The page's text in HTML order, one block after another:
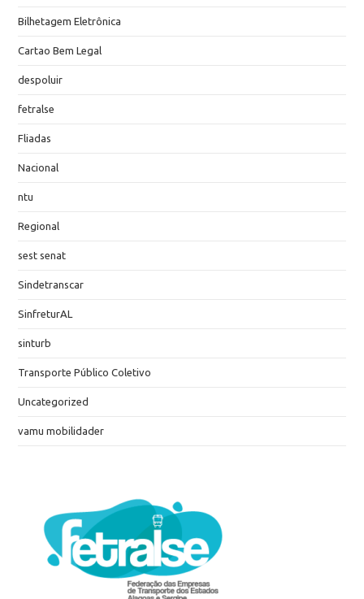
Bilhetagem Eletrônica
Cartao Bem Legal
despoluir
fetralse
Fliadas
Nacional
ntu
Regional
sest senat
Sindetranscar
SinfreturAL
sinturb
Transporte Público Coletivo
Uncategorized
vamu mobilidader